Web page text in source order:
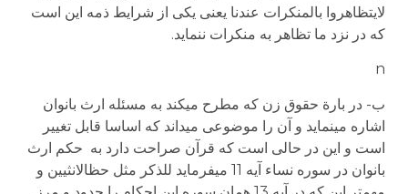
لایتظاهروا بالمنکرات عندنا یعنی یکی از شرایط ذمه این است
که در نزد ما تظاهر به منکرات ننماید.
n
ب- در بارة حقوق زن که مطرح می­کند به مسئله ارث بانوان
اشاره می­نماید و آن را موضوعی می­داند که اساسا قابل تغییر
است و این در حالی است که قرآن صراحت دارد به حکم ارث
بانوان در سوره نساء آیه 11 می­فرماید للذکر مثل حظ­الانثیین و